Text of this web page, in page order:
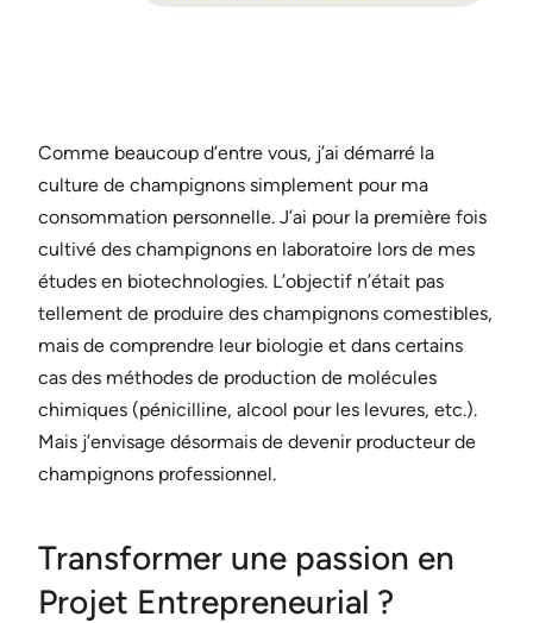
Comme beaucoup d’entre vous, j’ai démarré la
culture de champignons simplement pour ma
consommation personnelle. J’ai pour la première fois
cultivé des champignons en laboratoire lors de mes
études en biotechnologies. L’objectif n’était pas
tellement de produire des champignons comestibles,
mais de comprendre leur biologie et dans certains
cas des méthodes de production de molécules
chimiques (pénicilline, alcool pour les levures, etc.).
Mais j’envisage désormais de devenir producteur de
champignons professionnel.
Transformer une passion en
Projet Entrepreneurial ?